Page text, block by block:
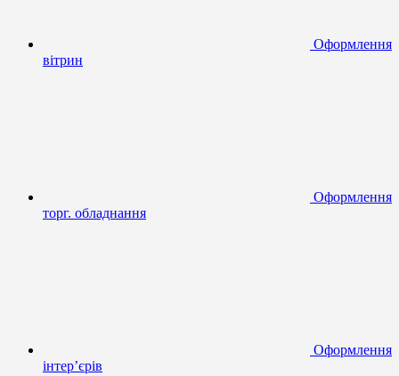
Оформлення
вітрин
Оформлення
торг. обладнання
Оформлення
інтер’єрів